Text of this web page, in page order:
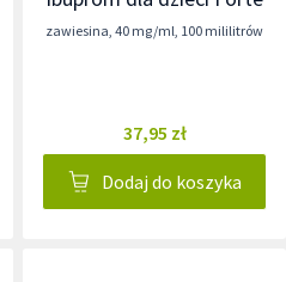
zawiesina, 40 mg/ml, 100 mililitrów
37,95 zł
Dodaj do koszyka